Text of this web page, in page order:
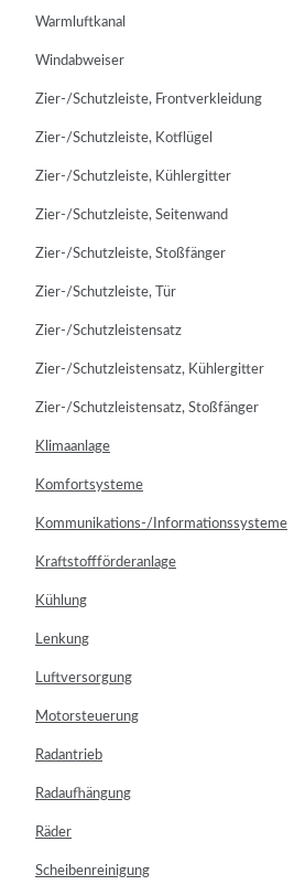
Warmluftkanal
Windabweiser
Zier-/Schutzleiste, Frontverkleidung
Zier-/Schutzleiste, Kotflügel
Zier-/Schutzleiste, Kühlergitter
Zier-/Schutzleiste, Seitenwand
Zier-/Schutzleiste, Stoßfänger
Zier-/Schutzleiste, Tür
Zier-/Schutzleistensatz
Zier-/Schutzleistensatz, Kühlergitter
Zier-/Schutzleistensatz, Stoßfänger
Klimaanlage
Komfortsysteme
Kommunikations-/Informationssysteme
Kraftstoffförderanlage
Kühlung
Lenkung
Luftversorgung
Motorsteuerung
Radantrieb
Radaufhängung
Räder
Scheibenreinigung